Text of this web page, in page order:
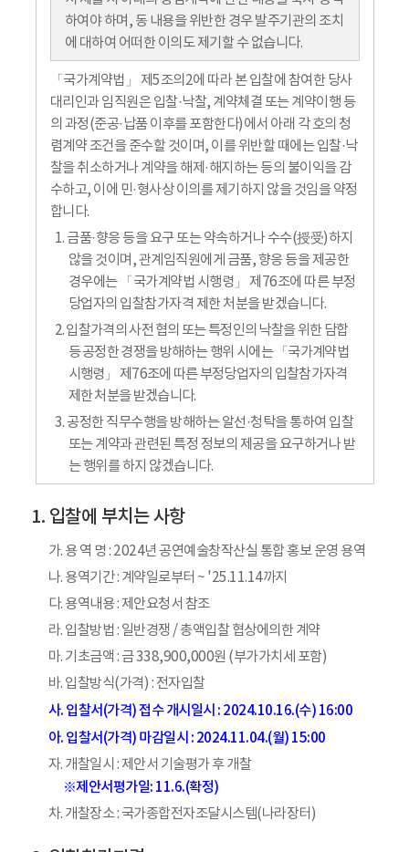
하여야 하며, 동 내용을 위반한 경우 발주기관의 조치
에 대하여 어떠한 이의도 제기할 수 없습니다.
「국가계약법」 제5조의2에 따라 본 입찰에 참여한 당사
대리인과 임직원은 입찰·낙찰, 계약체결 또는 계약이행 등
의 과정(준공·납품 이후를 포함한다)에서 아래 각 호의 청
렴계약 조건을 준수할 것이며, 이를 위반할 때에는 입찰·낙
찰을 취소하거나 계약을 해제·해지하는 등의 불이익을 감
수하고, 이에 민·형사상 이의를 제기하지 않을 것임을 약정
합니다.
1. 금품·향응 등을 요구 또는 약속하거나 수수(授受)하지
않을 것이며, 관계임직원에게 금품, 향응 등을 제공한
경우에는 「국가계약법 시행령」 제76조에 따른 부정
당업자의 입찰참가자격 제한 처분을 받겠습니다.
2. 입찰가격의 사전 협의 또는 특정인의 낙찰을 위한 담합
등 공정한 경쟁을 방해하는 행위 시에는 「국가계약법
시행령」 제76조에 따른 부정당업자의 입찰참가자격
제한 처분을 받겠습니다.
3. 공정한 직무수행을 방해하는 알선·청탁을 통하여 입찰
또는 계약과 관련된 특정 정보의 제공을 요구하거나 받
는 행위를 하지 않겠습니다.
입찰에 부치는 사항
가. 용 역 명 : 2024년 공연예술창작산실 통합 홍보 운영 용역
나. 용역기간 : 계약일로부터 ~ '25.11.14까지
다. 용역내용 : 제안요청서 참조
라. 입찰방법 : 일반경쟁 / 총액입찰 협상에의한 계약
마. 기초금액 : 금 338,900,000원 (부가가치세 포함)
바. 입찰방식(가격) : 전자입찰
사. 입찰서(가격) 접수 개시일시 : 2024.10.16.(수) 16:00
아. 입찰서(가격) 마감일시 : 2024.11.04.(월) 15:00
자. 개찰일시 : 제안서 기술평가 후 개찰
※제안서평가일: 11.6.(확정)
차. 개찰장소 : 국가종합전자조달시스템(나라장터)